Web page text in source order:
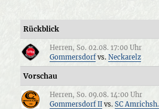
Rückblick
Herren, So. 02.08. 17:00 Uhr
Gommersdorf vs.Neckarelz
Vorschau
Herren, So. 09.08. 14:00 Uhr
Gommersdorf II vs.SC Amrichsh.